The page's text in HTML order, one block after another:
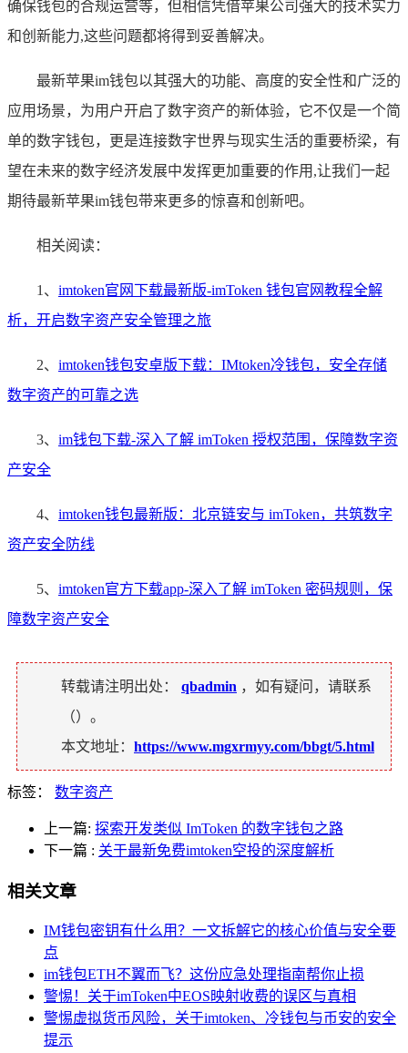
确保钱包的合规运营等，但相信凭借苹果公司强大的技术实力
和创新能力,这些问题都将得到妥善解决。
最新苹果im钱包以其强大的功能、高度的安全性和广泛的
应用场景，为用户开启了数字资产的新体验，它不仅是一个简
单的数字钱包，更是连接数字世界与现实生活的重要桥梁，有
望在未来的数字经济发展中发挥更加重要的作用,让我们一起
期待最新苹果im钱包带来更多的惊喜和创新吧。
相关阅读：
1、 imtoken官网下载最新版-imToken 钱包官网教程全解
析，开启数字资产安全管理之旅
2、 imtoken钱包安卓版下载：IMtoken冷钱包，安全存储
数字资产的可靠之选
3、 im钱包下载-深入了解 imToken 授权范围，保障数字资
产安全
4、 imtoken钱包最新版：北京链安与 imToken，共筑数字
资产安全防线
5、 imtoken官方下载app-深入了解 imToken 密码规则，保
障数字资产安全
转载请注明出处： qbadmin ，如有疑问，请联系
（）。
本文地址： https://www.mgxrmyy.com/bbgt/5.html
标签： 数字资产
上一篇: 探索开发类似 ImToken 的数字钱包之路
下一篇 : 关于最新免费imtoken空投的深度解析
相关文章
IM钱包密钥有什么用？一文拆解它的核心价值与安全要
点
im钱包ETH不翼而飞？这份应急处理指南帮你止损
警惕！关于imToken中EOS映射收费的误区与真相
警惕虚拟货币风险，关于imtoken、冷钱包与币安的安全
提示